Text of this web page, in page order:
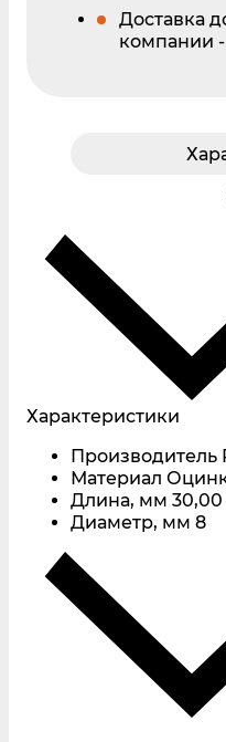
Доставка
компании
Характеристики
Производитель
Материал
Длина, мм 30,00
Диаметр, мм 8